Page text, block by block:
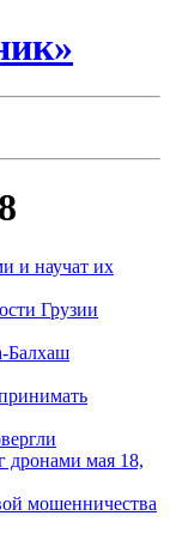
и научат их
Грузии
Балхаш
дронами мая 18,
мошенничества